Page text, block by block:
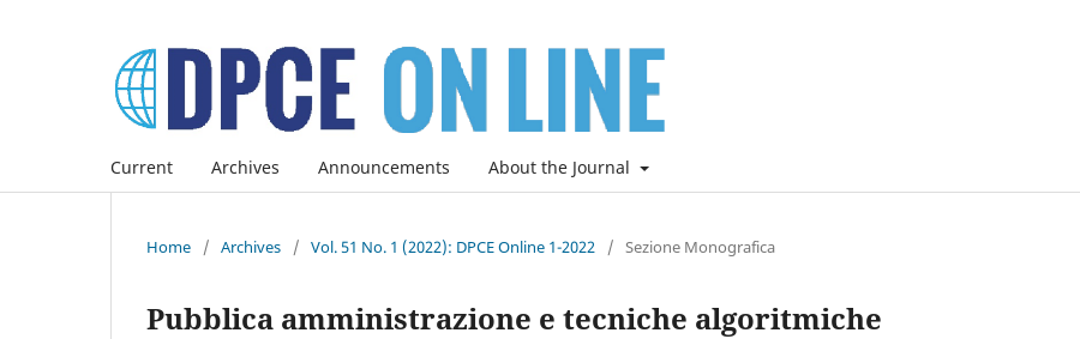
Current Archives Announcements About the Journal
Home / Archives / Vol. 51 No. 1 (2022): DPCE Online 1-2022 / Sezione Monografica
Pubblica amministrazione e tecniche algoritmiche